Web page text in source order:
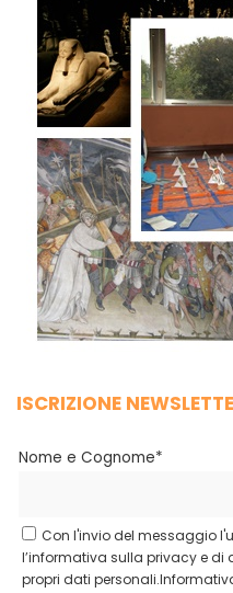
ISCRIZIONE
Nome e Cognome*
Con l'invio del messaggio
l’informativa sulla privacy e
propri dati personali.